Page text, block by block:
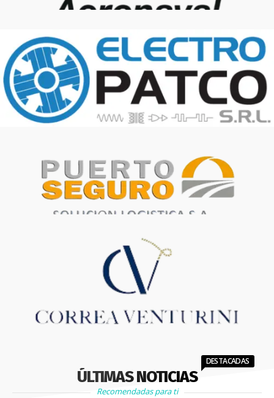
ÚLTIMAS NOTICIAS
DESTACADAS
Recomendadas para ti